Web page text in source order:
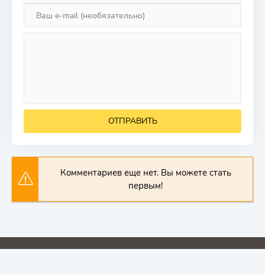
ОТПРАВИТЬ
Комментариев еще нет. Вы можете стать
первым!